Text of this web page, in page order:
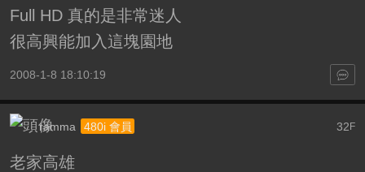
Full HD 真的是非常迷人
很高興能加入這塊園地
2008-1-8 18:10:19
32F
ramma 480i 會員
老家高雄